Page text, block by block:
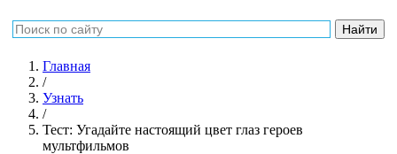
Главная
/
Узнать
/
Тест: Угадайте настоящий цвет глаз героев
мультфильмов